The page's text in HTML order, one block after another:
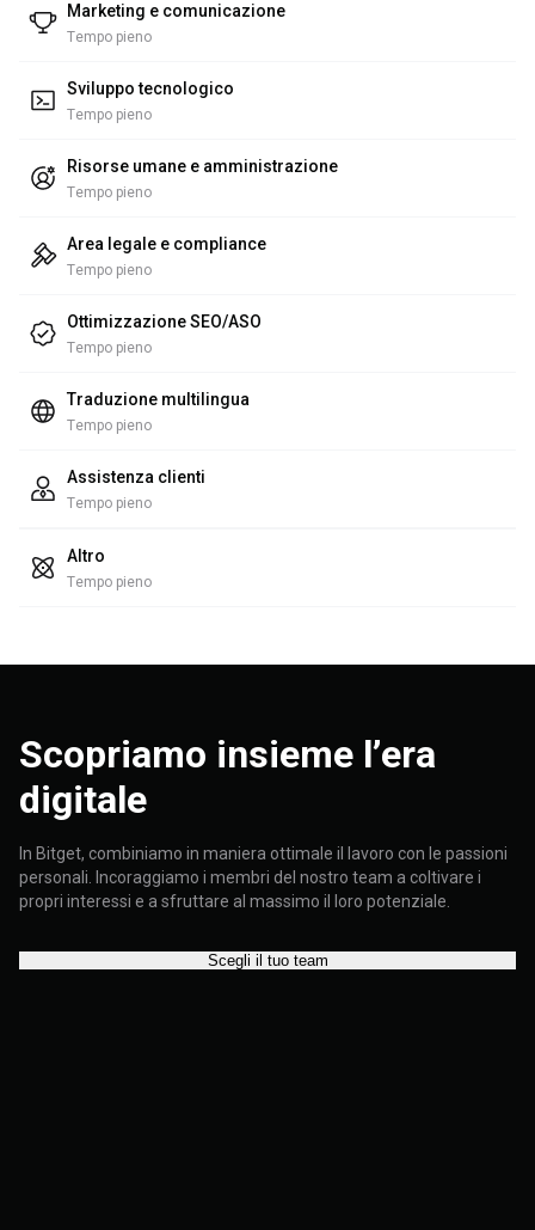
Marketing e comunicazione
Tempo pieno
Sviluppo tecnologico
Tempo pieno
Risorse umane e amministrazione
Tempo pieno
Area legale e compliance
Tempo pieno
Ottimizzazione SEO/ASO
Tempo pieno
Traduzione multilingua
Tempo pieno
Assistenza clienti
Tempo pieno
Altro
Tempo pieno
Scopriamo insieme l’era
digitale
In Bitget, combiniamo in maniera ottimale il lavoro con le passioni
personali. Incoraggiamo i membri del nostro team a coltivare i
propri interessi e a sfruttare al massimo il loro potenziale.
Scegli il tuo team